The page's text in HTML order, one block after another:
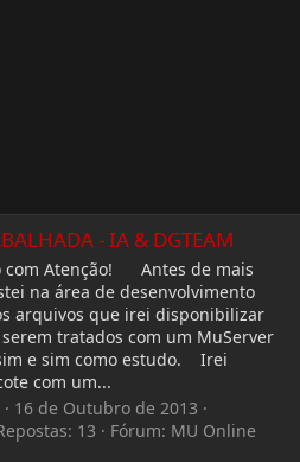
- IA & DGTEAM
com Atenção! Antes de mais
na área de desenvolvimento
arquivos que irei disponibilizar
tratados com um MuServer
e sim como estudo. Irei
com um...
16 de Outubro de 2013
13 Fórum: MU Online